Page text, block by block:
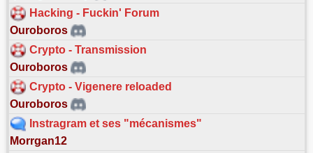
Hacking - Fuckin' Forum
Ouroboros
Crypto - Transmission
Ouroboros
Crypto - Vigenere reloaded
Ouroboros
Instragram et ses "mécanismes"
Morrgan12